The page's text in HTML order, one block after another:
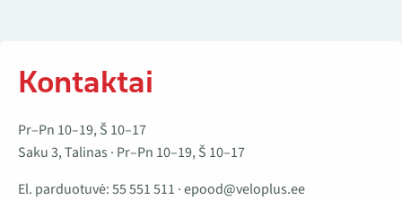
Kontaktai
Pr–Pn 10–19, Š 10–17
Saku 3, Talinas · Pr–Pn 10–19, Š 10–17
El. parduotuvė:55 551 511 ·epood@veloplus.ee